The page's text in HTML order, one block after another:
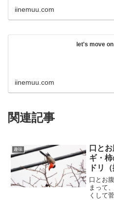
iinemuu.com
let's move on
iinemuu.com
関連記事
趣味
口と
ギ・
ドリ
2023/
口とお
まって
くして